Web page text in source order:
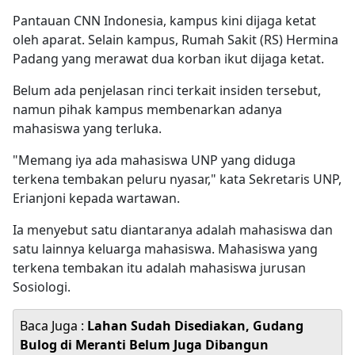
Pantauan CNN Indonesia, kampus kini dijaga ketat
oleh aparat. Selain kampus, Rumah Sakit (RS) Hermina
Padang yang merawat dua korban ikut dijaga ketat.
Belum ada penjelasan rinci terkait insiden tersebut,
namun pihak kampus membenarkan adanya
mahasiswa yang terluka.
"Memang iya ada mahasiswa UNP yang diduga
terkena tembakan peluru nyasar," kata Sekretaris UNP,
Erianjoni kepada wartawan.
Ia menyebut satu diantaranya adalah mahasiswa dan
satu lainnya keluarga mahasiswa. Mahasiswa yang
terkena tembakan itu adalah mahasiswa jurusan
Sosiologi.
Baca Juga : Lahan Sudah Disediakan, Gudang
Bulog di Meranti Belum Juga Dibangun